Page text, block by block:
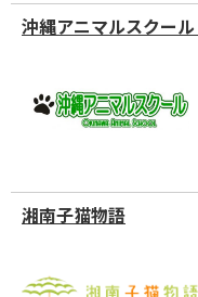
沖縄アニマルスクー
湘南子猫物語